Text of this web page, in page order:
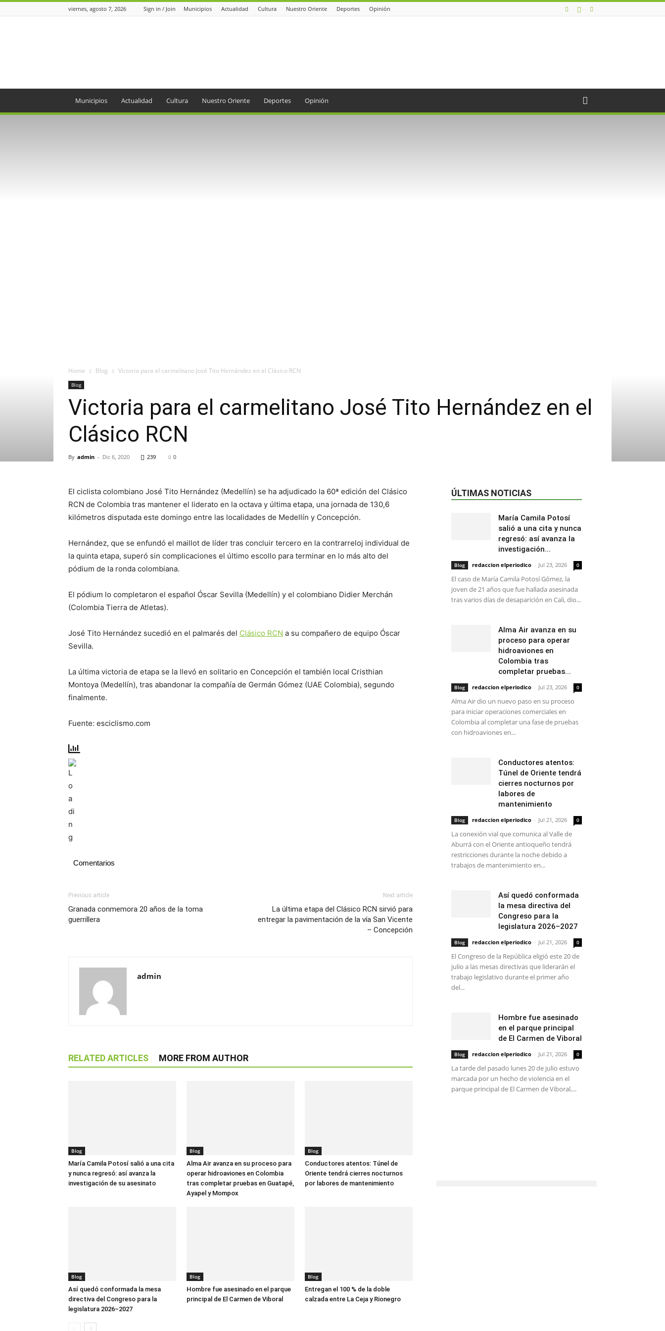
viernes, agosto 7, 2026 Sign in / Join Municipios Actualidad Cultura Nuestro Oriente Deportes Opinión
Municipios Actualidad Cultura Nuestro Oriente Deportes Opinión
Home Blog Victoria para el carmelitano José Tito Hernández en el Clásico RCN
Blog
Victoria para el carmelitano José Tito Hernández en el
Clásico RCN
By admin - Dic 6, 2020 239 0
El ciclista colombiano José Tito Hernández (Medellín) se ha adjudicado la 60ª edición del Clásico
RCN de Colombia tras mantener el liderato en la octava y última etapa, una jornada de 130,6
kilómetros disputada este domingo entre las localidades de Medellín y Concepción.
Hernández, que se enfundó el maillot de líder tras concluir tercero en la contrarreloj individual de
la quinta etapa, superó sin complicaciones el último escollo para terminar en lo más alto del
pódium de la ronda colombiana.
El pódium lo completaron el español Óscar Sevilla (Medellín) y el colombiano Didier Merchán
(Colombia Tierra de Atletas).
José Tito Hernández sucedió en el palmarés del Clásico RCN a su compañero de equipo Óscar
Sevilla.
La última victoria de etapa se la llevó en solitario en Concepción el también local Cristhian
Montoya (Medellín), tras abandonar la compañía de Germán Gómez (UAE Colombia), segundo
finalmente.
Fuente: esciclismo.com
Comentarios
Previous article
Granada conmemora 20 años de la toma
guerrillera
Next article
La última etapa del Clásico RCN sirvió para
entregar la pavimentación de la vía San Vicente
– Concepción
admin
RELATED ARTICLES MORE FROM AUTHOR
Blog
María Camila Potosí salió a una cita
y nunca regresó: así avanza la
investigación de su asesinato
Blog
Alma Air avanza en su proceso para
operar hidroaviones en Colombia
tras completar pruebas en Guatapé,
Ayapel y Mompox
Blog
Conductores atentos: Túnel de
Oriente tendrá cierres nocturnos
por labores de mantenimiento
Blog
Así quedó conformada la mesa
directiva del Congreso para la
legislatura 2026–2027
Blog
Hombre fue asesinado en el parque
principal de El Carmen de Viboral
Blog
Entregan el 100 % de la doble
calzada entre La Ceja y Rionegro
ÚLTIMAS NOTICIAS
María Camila Potosí
salió a una cita y nunca
regresó: así avanza la
investigación...
Blog redaccion elperiodico - Jul 23, 2026 0
El caso de María Camila Potosí Gómez, la
joven de 21 años que fue hallada asesinada
tras varios días de desaparición en Cali, dio...
Alma Air avanza en su
proceso para operar
hidroaviones en
Colombia tras
completar pruebas...
Blog redaccion elperiodico - Jul 23, 2026 0
Alma Air dio un nuevo paso en su proceso
para iniciar operaciones comerciales en
Colombia al completar una fase de pruebas
con hidroaviones en...
Conductores atentos:
Túnel de Oriente tendrá
cierres nocturnos por
labores de
mantenimiento
Blog redaccion elperiodico - Jul 21, 2026 0
La conexión vial que comunica al Valle de
Aburrá con el Oriente antioqueño tendrá
restricciones durante la noche debido a
trabajos de mantenimiento en...
Así quedó conformada
la mesa directiva del
Congreso para la
legislatura 2026–2027
Blog redaccion elperiodico - Jul 21, 2026 0
El Congreso de la República eligió este 20 de
julio a las mesas directivas que liderarán el
trabajo legislativo durante el primer año
del...
Hombre fue asesinado
en el parque principal
de El Carmen de Viboral
Blog redaccion elperiodico - Jul 21, 2026 0
La tarde del pasado lunes 20 de julio estuvo
marcada por un hecho de violencia en el
parque principal de El Carmen de Viboral,...